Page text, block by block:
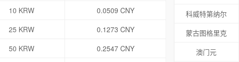
10 KRW
0.0509 CNY
25 KRW
0.1273 CNY
50 KRW
0.2547 CNY
科威特第纳尔
蒙古图格里克
澳门元